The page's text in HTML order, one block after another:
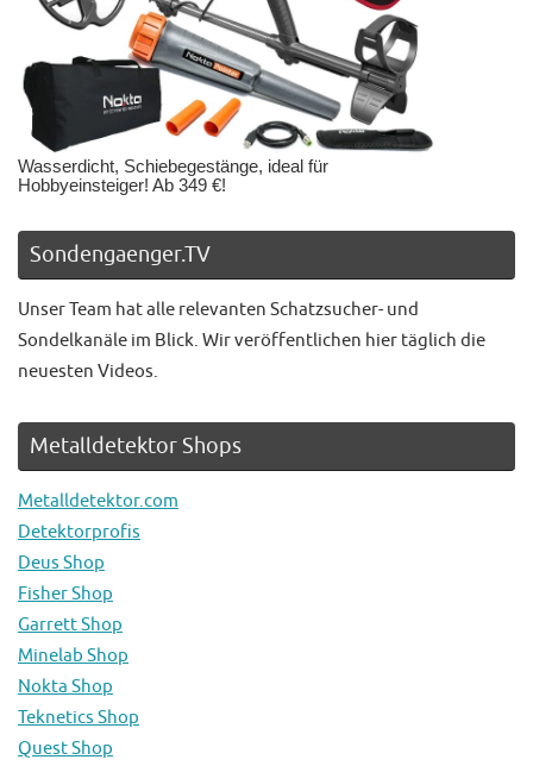
Wasserdicht, Schiebegestänge, ideal für
Hobbyeinsteiger! Ab 349 €!
Sondengaenger.TV
Unser Team hat alle relevanten Schatzsucher- und
Sondelkanäle im Blick. Wir veröffentlichen hier täglich die
neuesten Videos.
Metalldetektor Shops
Metalldetektor.com
Detektorprofis
Deus Shop
Fisher Shop
Garrett Shop
Minelab Shop
Nokta Shop
Teknetics Shop
Quest Shop